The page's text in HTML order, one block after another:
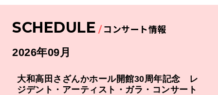
|
FUJIKI
OFFICIAL
SCHEDULE コンサート情報
2026年09月
大和高田さざんかホール開館30周年記念 レ
ジデント・アーティスト・ガラ・コンサート